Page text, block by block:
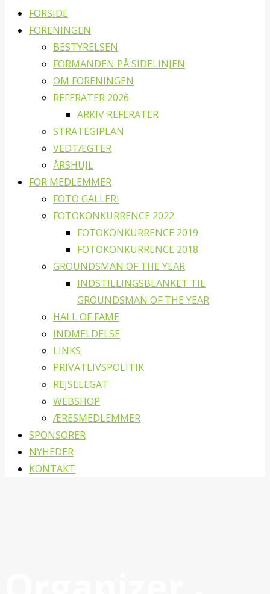
FORSIDE
FORENINGEN
BESTYRELSEN
FORMANDEN PÅ SIDELINJEN
OM FORENINGEN
REFERATER 2026
ARKIV REFERATER
STRATEGIPLAN
VEDTÆGTER
ÅRSHUJL
FOR MEDLEMMER
FOTO GALLERI
FOTOKONKURRENCE 2022
FOTOKONKURRENCE 2019
FOTOKONKURRENCE 2018
GROUNDSMAN OF THE YEAR
INDSTILLINGSBLANKET TIL
GROUNDSMAN OF THE YEAR
HALL OF FAME
INDMELDELSE
LINKS
PRIVATLIVSPOLITIK
REJSELEGAT
WEBSHOP
ÆRESMEDLEMMER
SPONSORER
NYHEDER
KONTAKT